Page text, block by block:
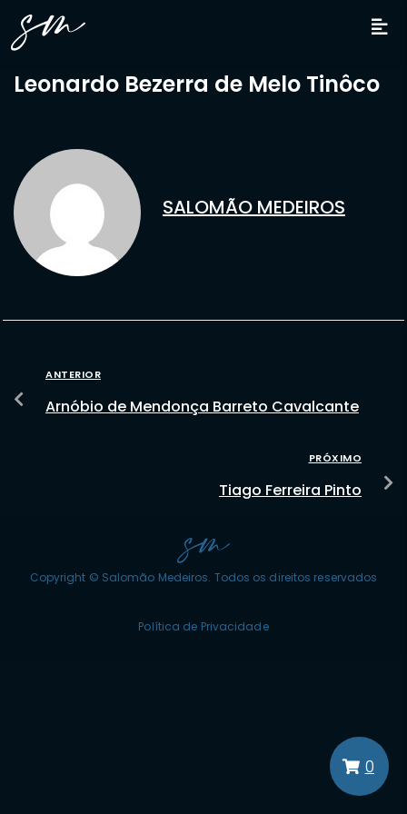
Leonardo Bezerra de Melo Tinôco
SALOMÃO MEDEIROS
ANTERIOR
Arnóbio de Mendonça Barreto Cavalcante
PRÓXIMO
Tiago Ferreira Pinto
Copyright © Salomão Medeiros. Todos os direitos reservados
Política de Privacidade
0